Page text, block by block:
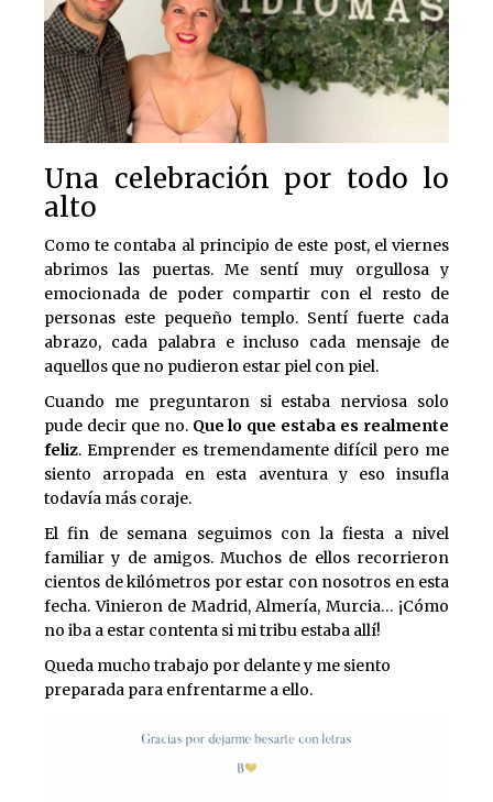
Una celebración por todo lo
alto
Como te contaba al principio de este post, el viernes
abrimos las puertas. Me sentí muy orgullosa y
emocionada de poder compartir con el resto de
personas este pequeño templo. Sentí fuerte cada
abrazo, cada palabra e incluso cada mensaje de
aquellos que no pudieron estar piel con piel.
Cuando me preguntaron si estaba nerviosa solo
pude decir que no. Que lo que estaba es realmente
feliz. Emprender es tremendamente difícil pero me
siento arropada en esta aventura y eso insufla
todavía más coraje.
El fin de semana seguimos con la fiesta a nivel
familiar y de amigos. Muchos de ellos recorrieron
cientos de kilómetros por estar con nosotros en esta
fecha. Vinieron de Madrid, Almería, Murcia… ¡Cómo
no iba a estar contenta si mi tribu estaba allí!
Queda mucho trabajo por delante y me siento
preparada para enfrentarme a ello.